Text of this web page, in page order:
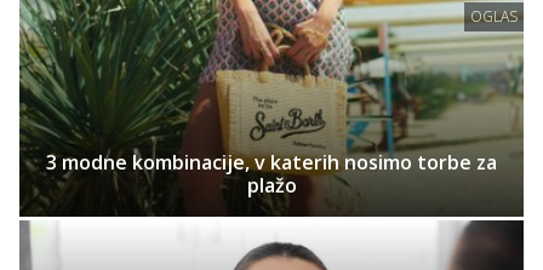
OGLAS
3 modne kombinacije, v katerih nosimo torbe za
plažo